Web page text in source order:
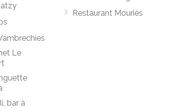
Le
bar à
Restaurant Mouriès